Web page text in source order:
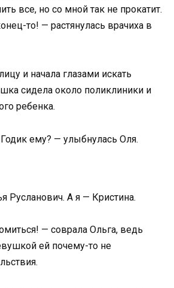
все, но со мной так не прокатит.
то! — растянулась врачиха в
и начала глазами искать
сидела около поликлиники и
ребенка.
ему? — улыбнулась Оля.
Русланович. А я — Кристина.
— соврала Ольга, ведь
ей почему-то не